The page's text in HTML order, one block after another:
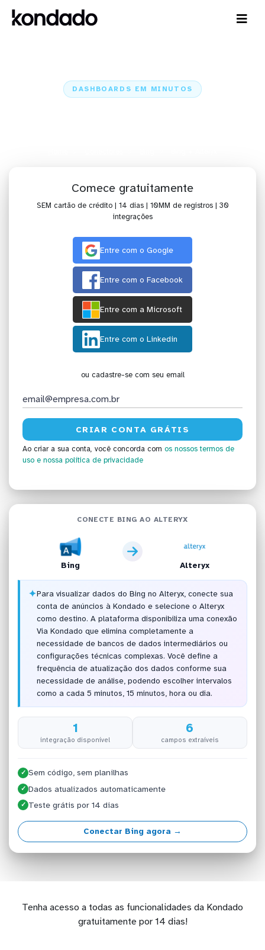
DASHBOARDS EM MINUTOS
Comece gratuitamente
SEM cartão de crédito | 14 dias | 10MM de registros | 30
integrações
Entre com o Google
Entre com o Facebook
Entre com a Microsoft
Entre com o Linkedin
ou cadastre-se com seu email
Ao criar a sua conta, você concorda com os nossos termos de
uso e nossa política de privacidade
CONECTE BING AO ALTERYX
Bing Alteryx
✦Para visualizar dados do Bing no Alteryx, conecte sua
conta de anúncios à Kondado e selecione o Alteryx
como destino. A plataforma disponibiliza uma conexão
Via Kondado que elimina completamente a
necessidade de bancos de dados intermediários ou
configurações técnicas complexas. Você define a
frequência de atualização dos dados conforme sua
necessidade de análise, podendo escolher intervalos
como a cada 5 minutos, 15 minutos, hora ou dia.
1
integração disponível
6
campos extraíveis
✓ Sem código, sem planilhas
✓ Dados atualizados automaticamente
✓ Teste grátis por 14 dias
Conectar Bing agora →
Tenha acesso a todas as funcionalidades da Kondado
gratuitamente por 14 dias!